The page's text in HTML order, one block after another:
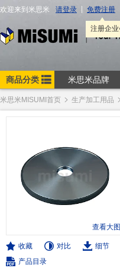
米思米MISUMI首页 生产加工用品
查看大图
收藏 对比
细节
产品目录